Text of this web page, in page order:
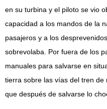
en su turbina y el piloto se vio
capacidad a los mandos de la
pasajeros y a los
sobrevolaba. Por fuera de los
manuales para salvarse en
tierra sobre las vías del tren
que después de salvarse lo